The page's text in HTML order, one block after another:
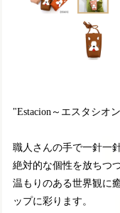
"Estacion～エスタシオ
職人さんの手で一針一
絶対的な個性を放ちつ
温もりのある世界観に
ップに彩ります。